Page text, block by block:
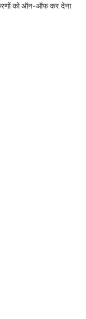
को ऑन-ऑफ कर देना